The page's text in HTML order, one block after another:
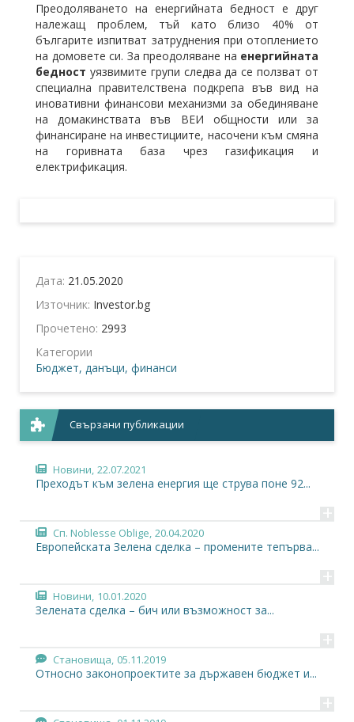
Преодоляването на енергийната бедност е друг
належащ проблем, тъй като близо 40% от
българите изпитват затруднения при отоплението
на домовете си. За преодоляване на енергийната
бедност уязвимите групи следва да се ползват от
специална правителствена подкрепа във вид на
иновативни финансови механизми за обединяване
на домакинствата във ВЕИ общности или за
финансиране на инвестициите, насочени към смяна
на горивната база чрез газификация и
електрификация.
Дата: 21.05.2020
Източник: Investor.bg
Прочетено: 2993
Категории
Бюджет, данъци, финанси
Свързани публикации
Новини, 22.07.2021
Преходът към зелена енергия ще струва поне 92...
+
Сп. Noblesse Oblige, 20.04.2020
Европейската Зелена сделка – промените тепърва...
+
Новини, 10.01.2020
Зелената сделка – бич или възможност за...
+
Становища, 05.11.2019
Относно законопроектите за държавен бюджет и...
+